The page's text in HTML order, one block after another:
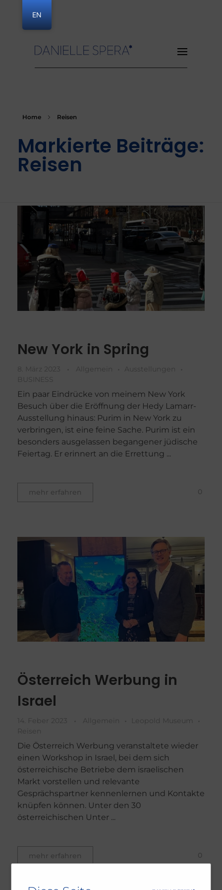
Home Reisen
Markierte Beiträge:
Reisen
New York in Spring
8. März 2023 Allgemein
Ausstellungen
BUSINESS
Ein paar Eindrücke von meinem New York
Besuch über die Eröffnung der Hedy Lamarr-
Ausstellung hinaus: Purim in New York zu
verbringen, ist eine feine Sache. Purim ist ein
besonders ausgelassen begangener jüdische
Feiertag. Er erinnert an die Errettung ...
mehr erfahren 0
Österreich Werbung in
Israel
14. Feber 2023 Allgemein
Leopold Museum
Reisen
Die Österreich Werbung veranstaltete wieder
einen Workshop in Israel, bei dem sich
österreichische Betriebe dem israelischen
Markt vorstellen und relevante
Gesprächspartner kennenlernen und Kontakte
knüpfen können. Unter den 30
österreichischen Unter ...
mehr erfahren 0
EN